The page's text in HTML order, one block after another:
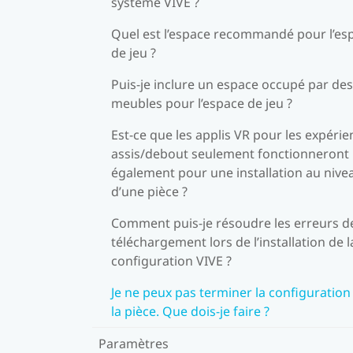
Quel est l’espace recommandé pour
de jeu ?
Puis-je inclure un espace occupé par des
meubles pour l’espace de jeu ?
Est-ce que les applis VR pour les
assis/debout seulement fonctionneront
également pour une installation au
d’une pièce ?
Comment puis-je résoudre les erreurs
téléchargement lors de l’installation de
configuration VIVE ?
Je ne peux pas terminer la
la pièce. Que dois-je faire ?
Paramètres